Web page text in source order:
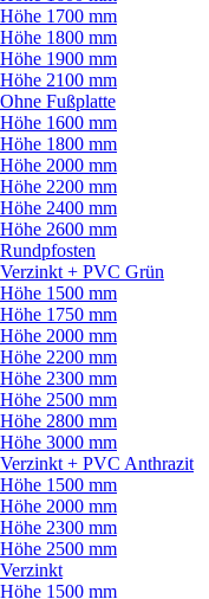
Höhe 1700 mm
Höhe 1800 mm
Höhe 1900 mm
Höhe 2100 mm
Ohne Fußplatte
Höhe 1600 mm
Höhe 1800 mm
Höhe 2000 mm
Höhe 2200 mm
Höhe 2400 mm
Höhe 2600 mm
Rundpfosten
Verzinkt + PVC Grün
Höhe 1500 mm
Höhe 1750 mm
Höhe 2000 mm
Höhe 2200 mm
Höhe 2300 mm
Höhe 2500 mm
Höhe 2800 mm
Höhe 3000 mm
Verzinkt + PVC Anthrazit
Höhe 1500 mm
Höhe 2000 mm
Höhe 2300 mm
Höhe 2500 mm
Verzinkt
Höhe 1500 mm